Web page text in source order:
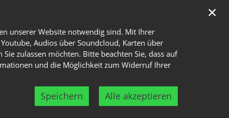
unserer Website notwendig sind. Mit Ihrer
Audios über Soundcloud, Karten über
zulassen möchten. Bitte beachten Sie, dass auf
und die Möglichkeit zum Widerruf Ihrer
Speichern Alle akzeptieren
✕